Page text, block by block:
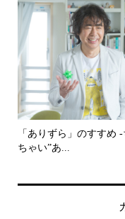
「ありずら」のすすめ -
ちゃい”あ...